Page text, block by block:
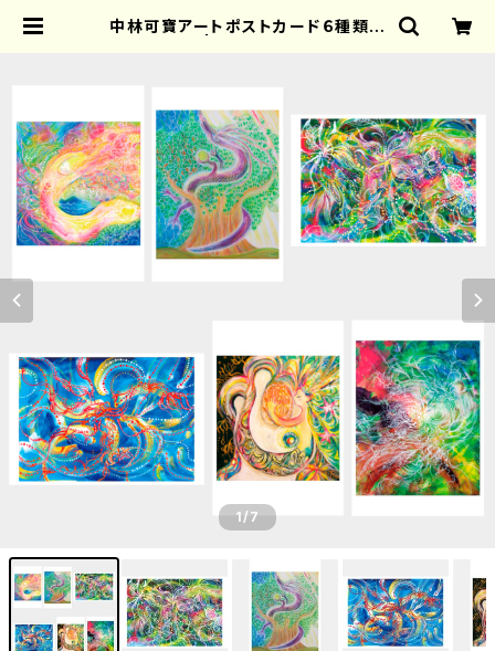
中林可寶アートポストカード６種類セ
1/7